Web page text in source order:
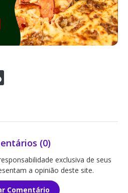
(0)
exclusiva de seus
a opinião deste site.
Comentário